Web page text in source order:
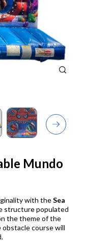
Next
Mundo
with theSea
structure populated
the theme of the
course will